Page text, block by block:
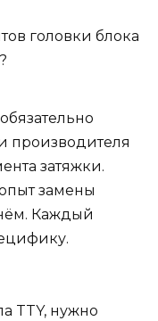
производителя
затяжки.
замены
Каждый
TTY, нужно